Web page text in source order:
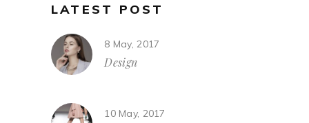
LATEST POST
8 May, 2017
Design
10 May, 2017